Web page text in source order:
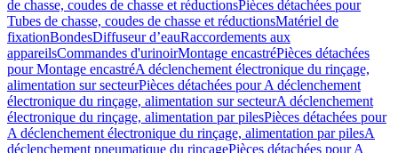
de chasse, coudes de chasse et réductionsPièces détachées pour
Tubes de chasse, coudes de chasse et réductionsMatériel de
fixationBondesDiffuseur d’eauRaccordements aux
appareilsCommandes d'urinoirMontage encastréPièces détachées
pour Montage encastréA déclenchement électronique du rinçage,
alimentation sur secteurPièces détachées pour A déclenchement
électronique du rinçage, alimentation sur secteurA déclenchement
électronique du rinçage, alimentation par pilesPièces détachées pour
A déclenchement électronique du rinçage, alimentation par pilesA
déclenchement pneumatique du rinçagePièces détachées pour A